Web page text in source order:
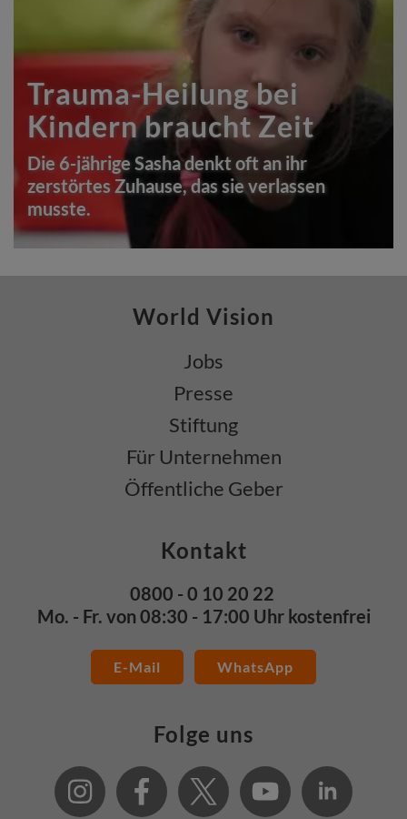
Trauma-Heilung bei
Kindern braucht Zeit
Die 6-jährige Sasha denkt oft an ihr
zerstörtes Zuhause, das sie verlassen
musste.
World Vision
Jobs
Presse
Stiftung
Für Unternehmen
Öffentliche Geber
Kontakt
0800 - 0 10 20 22
Mo. - Fr. von 08:30 - 17:00 Uhr kostenfrei
E-Mail WhatsApp
Folge uns